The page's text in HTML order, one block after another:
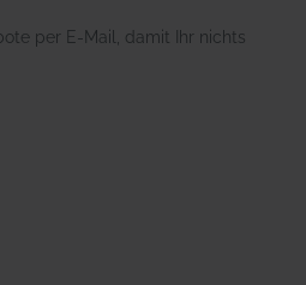
per E-Mail, damit Ihr nichts